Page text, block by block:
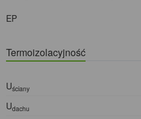
EP
Termoizolacyjność
Uściany
Udachu